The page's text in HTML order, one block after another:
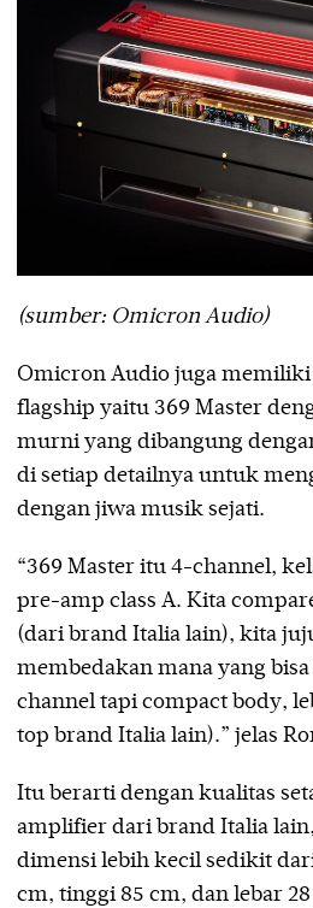
(sumber: Omicron Audio)
Omicron Audio juga
flagship yaitu 369 Master
murni yang dibangung
di setiap detailnya untuk
dengan jiwa musik sejati.
“369 Master itu 4-channel,
pre-amp class A. Kita
(dari brand Italia lain), kita
membedakan mana yang
channel tapi compact body,
top brand Italia lain).” jelas
Itu berarti dengan kualitas
amplifier dari brand Italia
dimensi lebih kecil sedikit
cm, tinggi 85 cm, dan lebar